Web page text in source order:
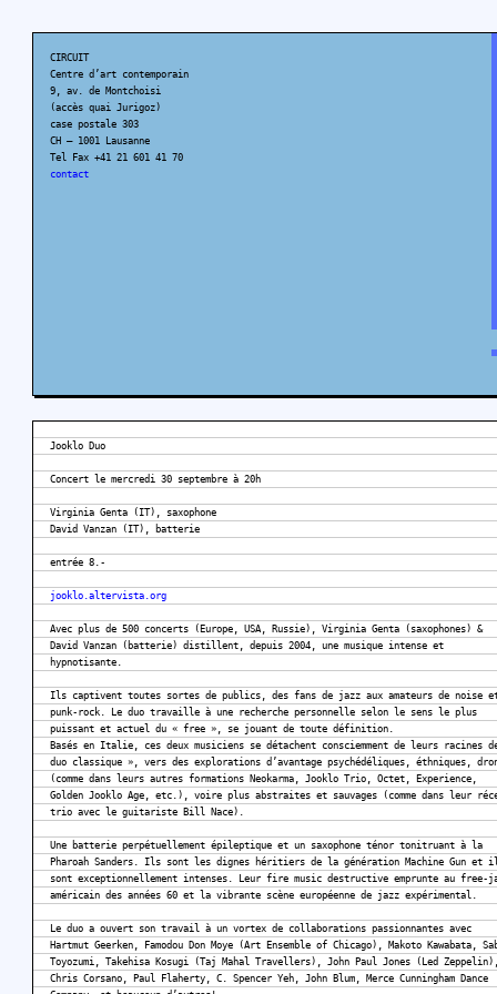
CIRCUIT
Centre d’art contemporain
9, av. de Montchoisi
(accès quai Jurigoz)
case postale 303
CH – 1001 Lausanne
Tel Fax +41 21 601 41 70
contact
Jooklo Duo
Concert le mercredi 30 septembre à 20h
Virginia Genta (IT), saxophone
David Vanzan (IT), batterie
entrée 8.-
jooklo.altervista.org
Avec plus de 500 concerts (Europe, USA, Russie), Virginia Genta (saxophones) &
David Vanzan (batterie) distillent, depuis 2004, une musique intense et
hypnotisante.
Ils captivent toutes sortes de publics, des fans de jazz aux amateurs de noise
punk-rock. Le duo travaille à une recherche personnelle selon le sens le plus
puissant et actuel du « free », se jouant de toute définition.
Basés en Italie, ces deux musiciens se détachent consciemment de leurs racines
duo classique », vers des explorations d’avantage psychédéliques, éthniques,
(comme dans leurs autres formations Neokarma, Jooklo Trio, Octet, Experience,
Golden Jooklo Age, etc.), voire plus abstraites et sauvages (comme dans leur
trio avec le guitariste Bill Nace).
Une batterie perpétuellement épileptique et un saxophone ténor tonitruant à la
Pharoah Sanders. Ils sont les dignes héritiers de la génération Machine Gun et
sont exceptionnellement intenses. Leur fire music destructive emprunte au free-
américain des années 60 et la vibrante scène européenne de jazz expérimental.
Le duo a ouvert son travail à un vortex de collaborations passionnantes avec
Hartmut Geerken, Famodou Don Moye (Art Ensemble of Chicago), Makoto Kawabata,
Toyozumi, Takehisa Kosugi (Taj Mahal Travellers), John Paul Jones (Led
Chris Corsano, Paul Flaherty, C. Spencer Yeh, John Blum, Merce Cunningham Dance